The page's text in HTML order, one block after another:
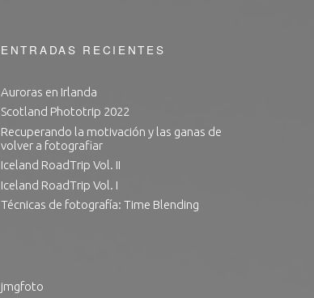
ENTRADAS RECIENTES
Auroras en Irlanda
Scotland Phototrip 2022
Recuperando la motivación y las ganas de
volver a fotografiar
Iceland RoadTrip Vol. II
Iceland RoadTrip Vol. I
Técnicas de fotografía: Time Blending
jmgfoto